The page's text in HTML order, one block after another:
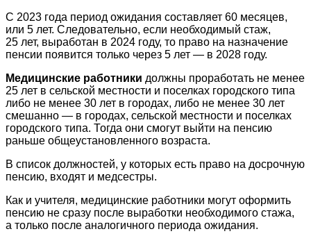
С 2023 года период ожидания составляет 60 месяцев,
или 5 лет. Следовательно, если необходимый стаж,
25 лет, выработан в 2024 году, то право на назначение
пенсии появится только через 5 лет — в 2028 году.
Медицинские работники должны проработать не менее
25 лет в сельской местности и поселках городского типа
либо не менее 30 лет в городах, либо не менее 30 лет
смешанно — в городах, сельской местности и поселках
городского типа. Тогда они смогут выйти на пенсию
раньше общеустановленного возраста.
В список должностей, у которых есть право на досрочную
пенсию, входят и медсестры.
Как и учителя, медицинские работники могут оформить
пенсию не сразу после выработки необходимого стажа,
а только после аналогичного периода ожидания.